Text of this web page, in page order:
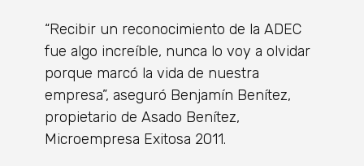
“Recibir un reconocimiento de la ADEC
fue algo increíble, nunca lo voy a olvidar
porque marcó la vida de nuestra
empresa”, aseguró Benjamín Benítez,
propietario de Asado Benítez,
Microempresa Exitosa 2011.